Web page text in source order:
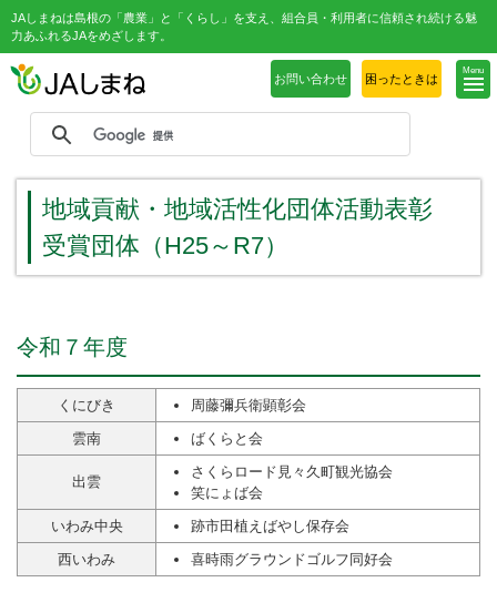
JAしまねは島根の「農業」と「くらし」を支え、組合員・利用者に信頼され続ける魅
力あふれるJAをめざします。
Menu
お問い合わせ 困ったときは
地域貢献・地域活性化団体活動表彰
受賞団体（H25～R7）
令和７年度
くにびき
周藤彌兵衛顕彰会
雲南
ばくらと会
出雲
さくらロード見々久町観光協会
笑にょば会
いわみ中央
跡市田植えばやし保存会
西いわみ
喜時雨グラウンドゴルフ同好会